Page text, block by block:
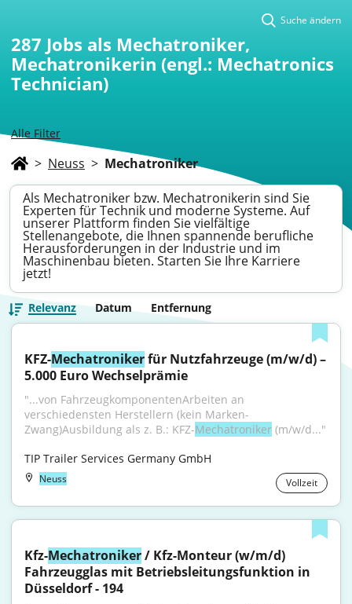
Alle Filter
Suche ändern
287 Jobs als Mechatroniker,
Mechatronikerin (engl.: Mechatronics
Technician)
> Neuss > Mechatroniker
Als Mechatroniker bzw. Mechatronikerin sind Sie
Experten für Technik und moderne Systeme. Auf
unserer Plattform finden Sie vielfältige
Stellenangebote, die Ihnen spannende berufliche
Herausforderungen in der Industrie und im
Maschinenbau bieten. Starten Sie Ihre Karriere
jetzt!
Relevanz Datum Entfernung
KFZ-Mechatroniker für Nutzfahrzeuge (m/w/d) –
5.000 Euro Wechselprämie
"...von FahrzeugkomponentenArbeiten an
verschiedensten Herstellern (kein Marken-
Zwang)Ausbildung als z. B.: KFZ-Mechatroniker (m/w/d..."
TIP Trailer Services Germany GmbH
Neuss Vollzeit
Kfz-Mechatroniker / Kfz-Monteur (w/m/d)
Fahrzeugglas mit Betriebsleitungsfunktion in
Düsseldorf - 194